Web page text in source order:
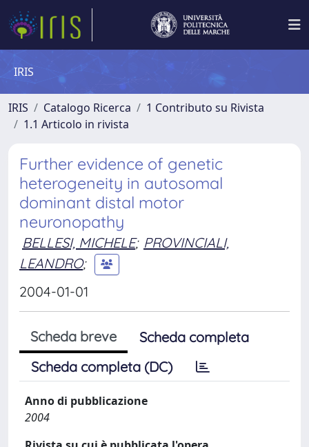
IRIS
IRIS Catalogo Ricerca
1 Contributo su Rivista
1.1 Articolo in rivista
Further evidence of genetic
heterogeneity in autosomal
dominant distal motor
neuronopathy
BELLESI, MICHELE; PROVINCIALI,
LEANDRO;
2004-01-01
Scheda breve
Scheda completa
Scheda completa (DC)
Anno di pubblicazione
2004